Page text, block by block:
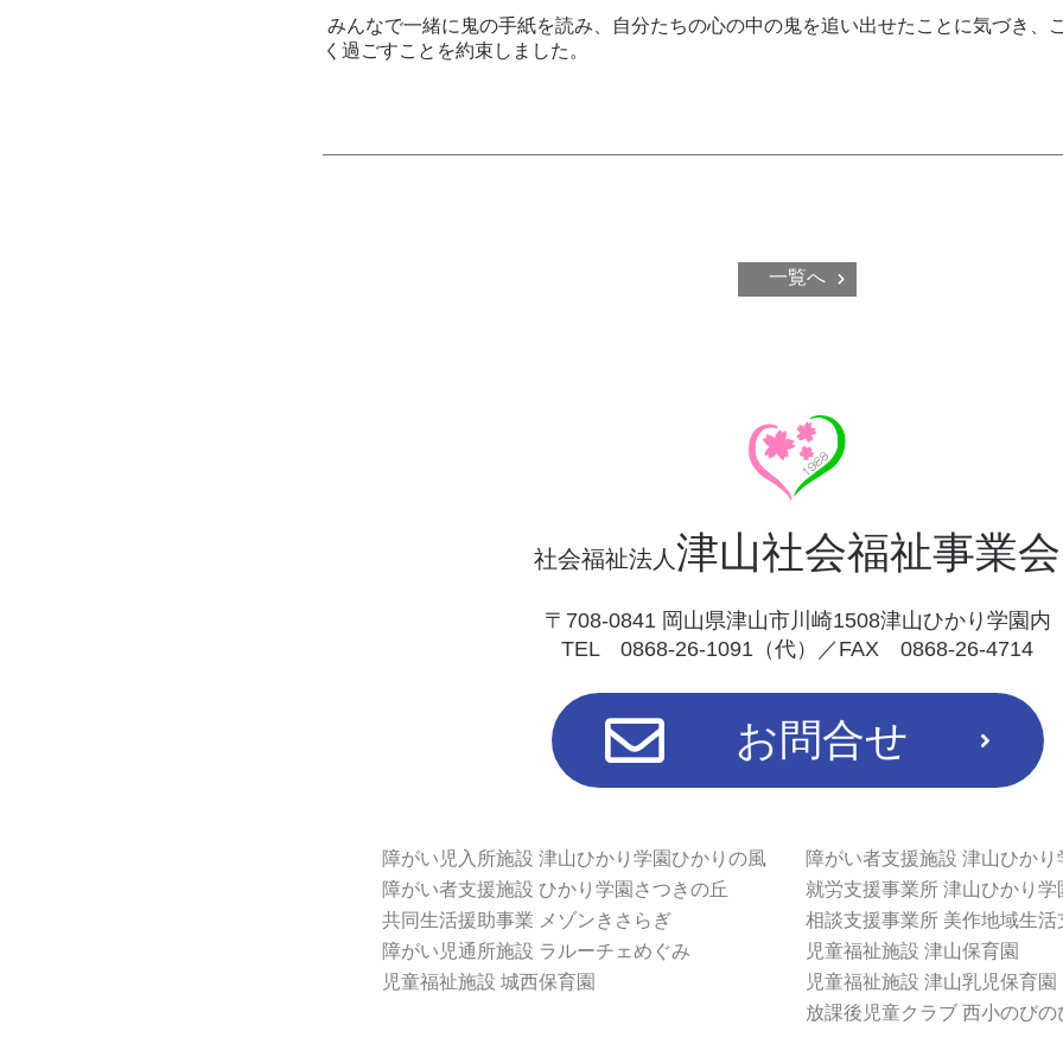
みんなで一緒に鬼の手紙を読み、自分たちの心の中の鬼を追い出せたことに気づき、
く過ごすことを約束しました。
一覧へ
社会福祉法人津山社会福祉事業会
〒708-0841 岡山県津山市川崎1508津山ひかり学園内
TEL 0868-26-1091（代）／FAX 0868-26-4714
お問合せ
障がい児入所施設 津山ひかり学園ひかりの風
障がい者支援施設 ひかり学園さつきの丘
共同生活援助事業 メゾンきさらぎ
障がい児通所施設 ラルーチェめぐみ
児童福祉施設 城西保育園
障がい者支援施設 津山ひか
就労支援事業所 津山ひかり学
相談支援事業所 美作地域生活
児童福祉施設 津山保育園
児童福祉施設 津山乳児保育園
放課後児童クラブ 西小のび